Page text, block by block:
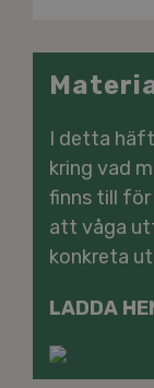
I detta
kring vad
finns till för
att våga
konkreta
LADDA